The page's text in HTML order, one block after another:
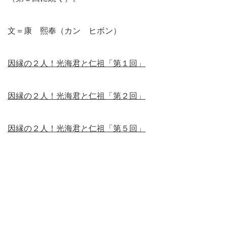
文＝康 熙奉（カン ヒボン）
因縁の２人！光海君と仁祖「第１回」
因縁の２人！光海君と仁祖「第２回」
因縁の２人！光海君と仁祖「第５回」